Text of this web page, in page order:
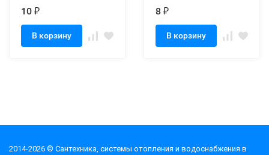
10 ₽
В корзину
8 ₽
В корзину
2014-2026 © Cантехника, системы отопления и водоснабжения в